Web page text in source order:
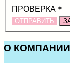
ПРОВЕРКА *
ОТПРАВИТЬ
О КОМПАНИИ